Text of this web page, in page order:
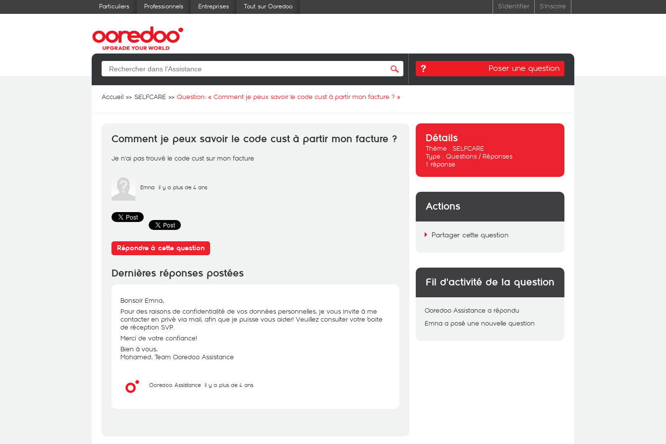
Particuliers Professionnels Entreprises Tout sur Ooredoo S'identifier S'inscrire
Poser une question
Accueil SELFCARE Question: « Comment je peux savoir le code cust à partir mon facture ? »
Comment je peux savoir le code cust à partir mon facture ?
Je n'ai pas trouvé le code cust sur mon facture
Emna il y a plus de 4 ans
Répondre à cette question
Dernières réponses postées
Bonsoir Emna,
Pour des raisons de confidentialité de vos données personnelles, je vous invite à me
contacter en privé via mail, afin que je puisse vous aider! Veuillez consulter votre boite
de réception SVP.
Merci de votre confiance!
Bien à vous,
Mohamed, Team Ooredoo Assistance
Ooredoo Assistance il y a plus de 4 ans
Détails
Thème : SELFCARE
Type : Questions / Réponses
1 réponse
Actions
Partager cette question
Fil d'activité de la question
Ooredoo Assistance a répondu
Emna a posé une nouvelle question